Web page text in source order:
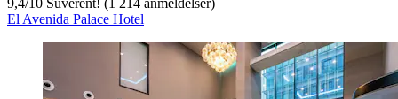
9,4/10 Suverent! (1 214 anmeldelser)
El Avenida Palace Hotel